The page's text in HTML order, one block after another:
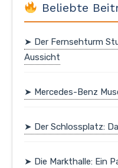
Beliebte
➤ Der Fernsehturm
Aussicht
➤ Mercedes-Benz
➤ Der Schlossplatz:
➤ Die Markthalle: Ein